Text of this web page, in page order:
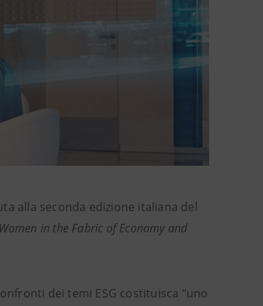
alla seconda edizione italiana del
in the Fabric of Economy and
dei temi ESG costituisca “uno